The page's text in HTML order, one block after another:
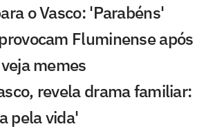
o Vasco: 'Parabéns'
Fluminense após
memes
revela drama familiar:
pela vida'